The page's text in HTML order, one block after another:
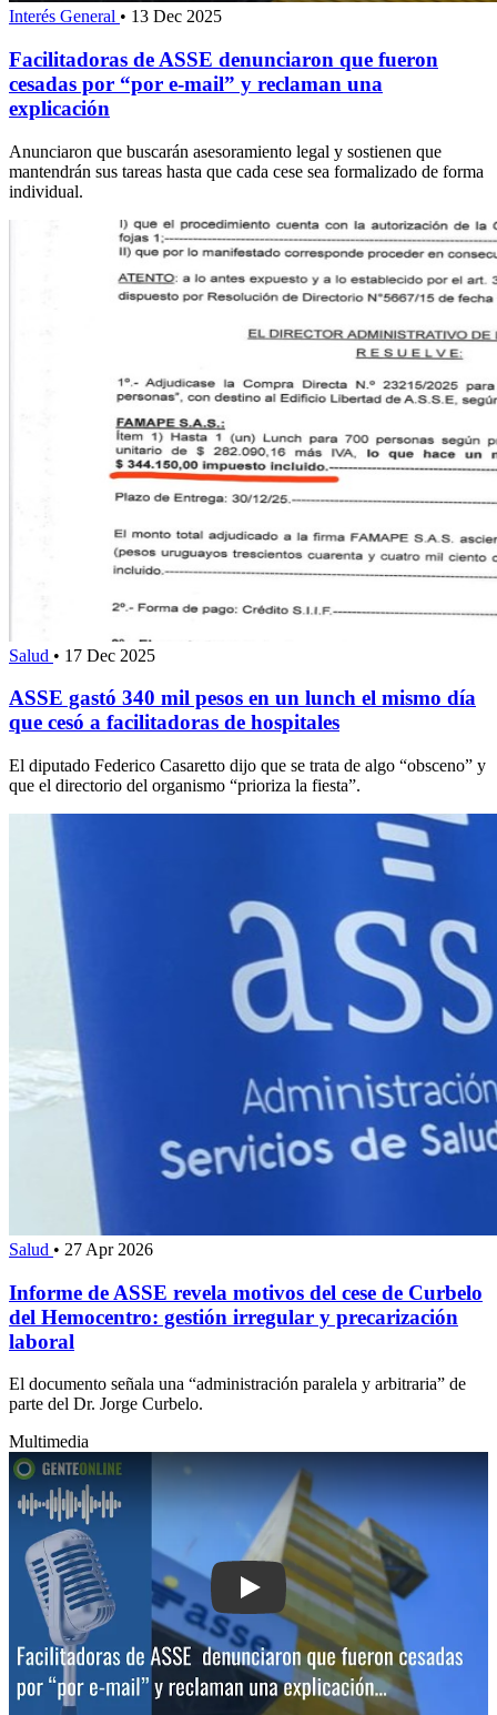
Interés General • 13 Dec 2025
Facilitadoras de ASSE denunciaron que fueron
cesadas por “por e-mail” y reclaman una
explicación
Anunciaron que buscarán asesoramiento legal y sostienen que
mantendrán sus tareas hasta que cada cese sea formalizado de forma
individual.
Salud • 17 Dec 2025
ASSE gastó 340 mil pesos en un lunch el mismo día
que cesó a facilitadoras de hospitales
El diputado Federico Casaretto dijo que se trata de algo “obsceno” y
que el directorio del organismo “prioriza la fiesta”.
Salud • 27 Apr 2026
Informe de ASSE revela motivos del cese de Curbelo
del Hemocentro: gestión irregular y precarización
laboral
El documento señala una “administración paralela y arbitraria” de
parte del Dr. Jorge Curbelo.
Multimedia